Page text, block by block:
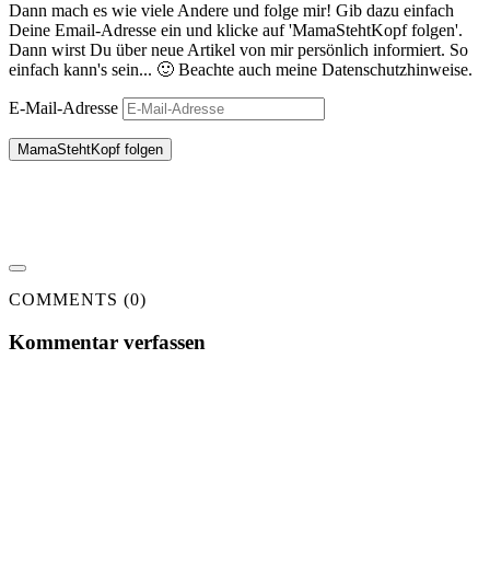
Dann mach es wie viele Andere und folge mir! Gib dazu einfach
Deine Email-Adresse ein und klicke auf 'MamaStehtKopf folgen'.
Dann wirst Du über neue Artikel von mir persönlich informiert. So
einfach kann's sein... 🙂 Beachte auch meine Datenschutzhinweise.
E-Mail-Adresse
MamaStehtKopf folgen
COMMENTS (0)
Kommentar verfassen